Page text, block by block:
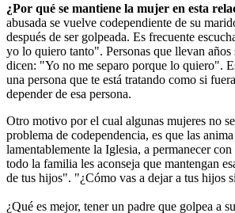
¿Por qué se mantiene la mujer en esta
abusada se vuelve codependiente de su
después de ser golpeada. Es frecuente
yo lo quiero tanto". Personas que llevan años
dicen: "Yo no me separo porque lo quiero".
una persona que te está tratando como si
depender de esa persona.
Otro motivo por el cual algunas mujeres no
problema de codependencia, es que las
lamentablemente la Iglesia, a permanecer
todo la familia les aconseja que mantengan
de tus hijos". "¿Cómo vas a dejar a tus hijos
¿Qué es mejor, tener un padre que golpea a